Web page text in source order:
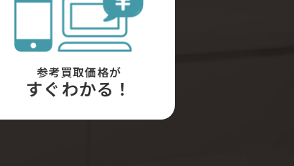
参考買取価格が
すぐわかる！